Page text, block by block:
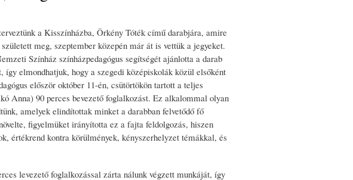
a Kisszínházba, Örkény Tóték című darabjára, amire
meg, szeptember közepén már át is vettük a jegyeket.
Színház színházpedagógus segítségét ajánlotta a darab
elmondhatjuk, hogy a szegedi középiskolák közül elsőként
először október 11-én, csütörtökön tartott a teljes
Anna) 90 perces bevezető foglalkozást. Ez alkalommal olyan
amelyek elindítottak minket a darabban felvetődő fő
figyelmüket irányította ez a fajta feldolgozás, hiszen
értékrend kontra körülmények, kényszerhelyzet témákkal, és
levezető foglalkozással zárta nálunk végzett munkáját, így